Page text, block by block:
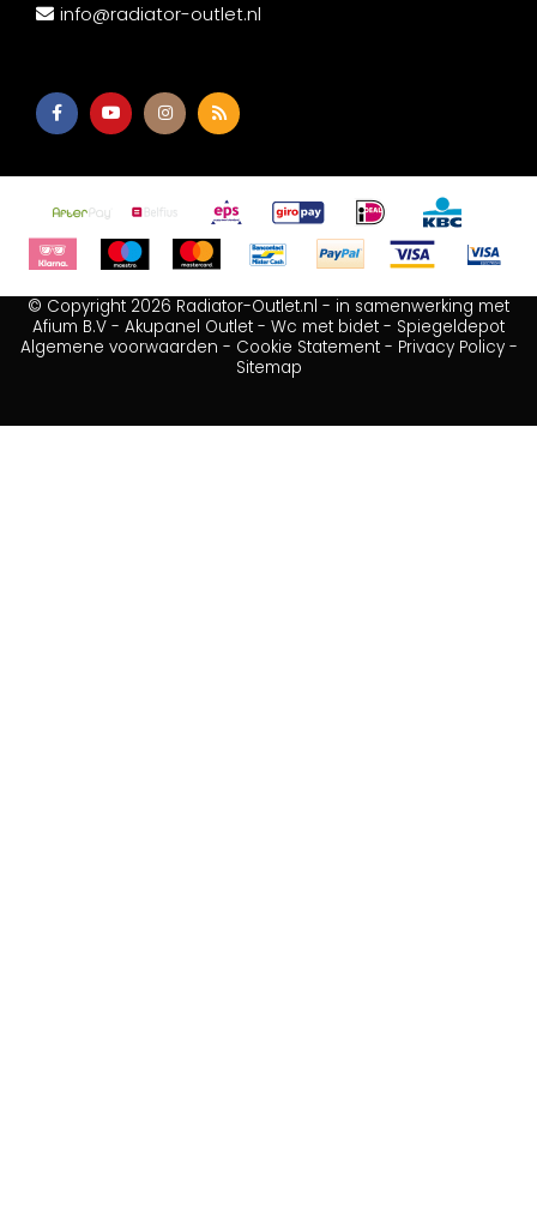
info@radiator-outlet.nl
© Copyright 2026 Radiator-Outlet.nl - in samenwerking met
Afium B.V - Akupanel Outlet - Wc met bidet - Spiegeldepot
Algemene voorwaarden - Cookie Statement- Privacy Policy-
Sitemap